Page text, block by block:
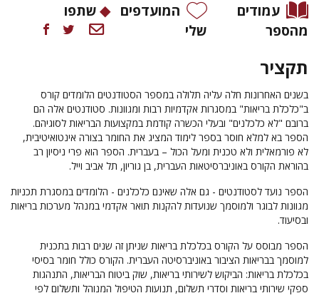
עמודים
מהספר
המועדפים
שלי
שתפו
תקציר
בשנים האחרונות חלה עליה תלולה במספר הסטודנטים הלומדים קורס
ב"כלכלת בריאות" במסגרות אקדמיות רבות ומגוונות. סטודנטים אלה הם
ברובם "לא כלכלנים" ובעלי הכשרה קודמת במקצועות הבריאות לסוגיהם.
הספר בא למלא חוסר בספר לימוד המציג את החומר בצורה אינטואיטיבית,
לא פורמאלית ולא טכנית ומעל הכול – בעברית. הספר הוא פרי ניסיון רב
בהוראת הקורס באוניברסיטאות העברית, בן גוריון, תל אביב וייל.
הספר נועד לסטודנטים - גם אלה שאינם כלכלנים - הלומדים במסגרת תכניות
מגוונות לבוגר ולמוסמך שנועדות להקנות תואר אקדמי במנהל מערכות בריאות
ובסיעוד.
הספר מבוסס על הקורס בכלכלת בריאות שניתן זה שנים רבות בתכנית
למוסמך בבריאות הציבור באוניברסיטה העברית. הקורס כולל חומר בסיסי
בכלכלת בריאות: הביקוש לשירותי בריאות, שוק ביטוח הבריאות, התנהגות
ספקי שירותי בריאות וסדרי תשלום, תנועות הטיפול המנוהל ותשלום לפי